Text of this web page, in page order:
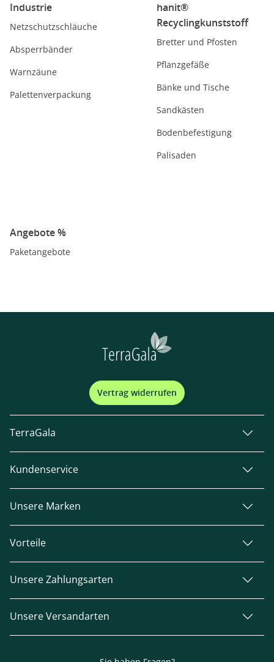
Industrie
Netzschutzschläuche
Absperrbänder
Warnzäune
Palettenverpackung
hanit®
Recyclingkunststoff
Bretter und Pfosten
Pflanzgefäße
Bänke und Tische
Sandkästen
Bodenbefestigung
Palisaden
Angebote %
Paketangebote
Vertrag widerrufen
TerraGala
Kundenservice
Unsere Marken
Vorteile
Unsere Zahlungsarten
Unsere Versandarten